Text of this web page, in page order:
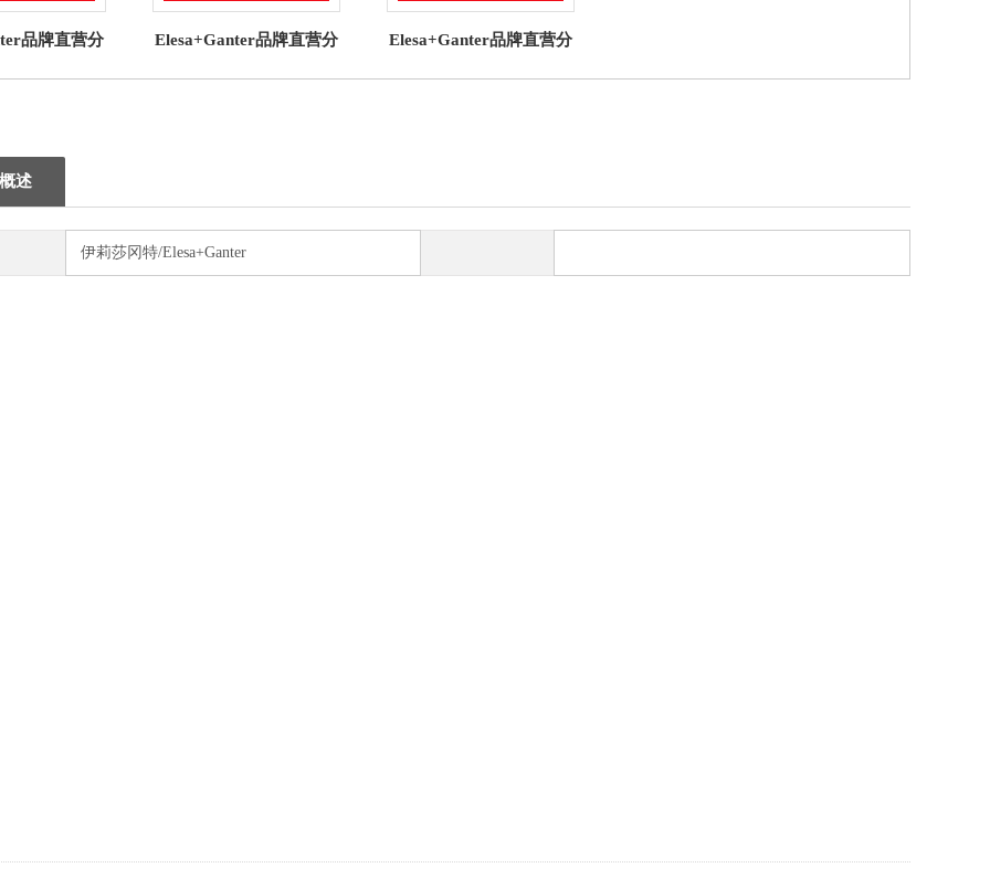
品牌直营分
式带滚珠
Elesa+Ganter品牌直营分
用于安装GN 607.2
Elesa+Ganter品牌直营分
钢带安全锁按钮解锁
述
伊莉莎冈特/Elesa+Ganter